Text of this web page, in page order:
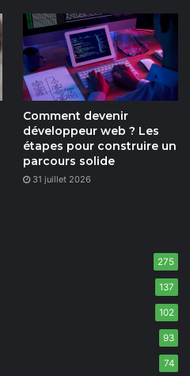
Comment devenir
développeur web ? Les
étapes pour construire un
parcours solide
31 juillet 2026
275
137
102
93
74